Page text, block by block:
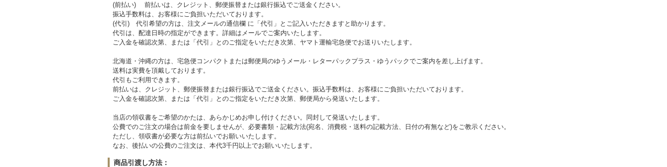
(前払い) 前払いは、クレジット、郵便振替または銀行振込でご送金ください。
振込手数料は、お客様にご負担いただいております。
(代引) 代引希望の方は、注文メールの通信欄 に「代引」とご記入いただきますと助かります。
代引は、配達日時の指定ができます。詳細はメールでご案内いたします。
ご入金を確認次第、または「代引」とのご指定をいただき次第、ヤマト運輸宅急便でお送りいたします。
北海道・沖縄の方は、宅急便コンパクトまたは郵便局のゆうメール・レターパックプラス・ゆうパックでご案内を差し上げます。
送料は実費を頂戴しております。
代引もご利用できます。
前払いは、クレジット、郵便振替または銀行振込でご送金ください。振込手数料は、お客様にご負担いただいております。
ご入金を確認次第、または「代引」とのご指定をいただき次第、郵便局から発送いたします。
当店の領収書をご希望のかたは、あらかじめお申し付けください。同封して発送いたします。
公費でのご注文の場合は前金を要しませんが、必要書類・記載方法(宛名、消費税・送料の記載方法、日付の有無など)をご教示ください。
ただし、領収書が必要な方は前払いでお願いいたします。
なお、後払いの公費のご注文は、本代3千円以上でお願いいたします。
商品引渡し方法：